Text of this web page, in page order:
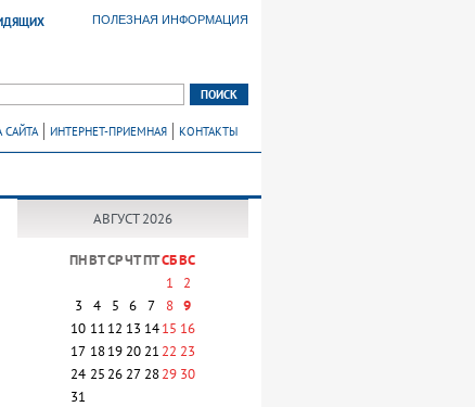
САЙТА ИНТЕРНЕТ-ПРИЕМНАЯ КОНТАКТЫ
ПОЛЕЗНАЯ ИНФОРМАЦИЯ
АВГУСТ 2026
ПНВТСРЧТПТСБВС
1
2
3
4 5 6 7 8 9
10 11 12 13 1415 16
17 18192021 22 23
24 2526272829 30
31